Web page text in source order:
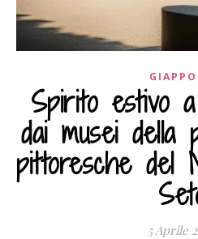
Spirito estivo
dai musei della
pittoresche del
5 Aprile